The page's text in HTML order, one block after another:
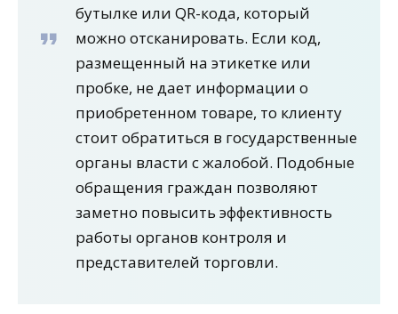
бутылке или QR-кода, который
можно отсканировать. Если код,
размещенный на этикетке или
пробке, не дает информации о
приобретенном товаре, то клиенту
стоит обратиться в государственные
органы власти с жалобой. Подобные
обращения граждан позволяют
заметно повысить эффективность
работы органов контроля и
представителей торговли.